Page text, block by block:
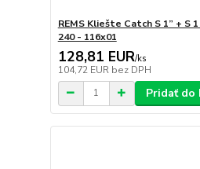
REMS Kliešte Catch S 1” + S
240 - 116x01
128,81 EUR/ks
104,72 EUR bez DPH
Pridať do